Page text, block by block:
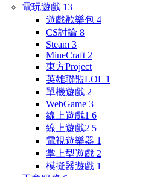
電玩遊戲 13
遊戲歡樂包 4
CS討論 8
Steam 3
MineCraft 2
東方Project
英雄聯盟LOL 1
單機遊戲 2
WebGame 3
線上遊戲1 6
線上遊戲2 5
電視遊樂器 1
掌上型遊戲 2
模擬器遊戲 1